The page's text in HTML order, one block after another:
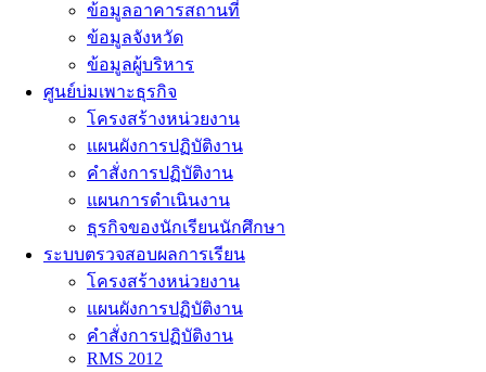
ข้อมูลอาคารสถานที่
ข้อมูลจังหวัด
ข้อมูลผู้บริหาร
ศูนย์บ่มเพาะธุรกิจ
โครงสร้างหน่วยงาน
แผนผังการปฏิบัติงาน
คำสั่งการปฏิบัติงาน
แผนการดำเนินงาน
ธุรกิจของนักเรียนนักศึกษา
ระบบตรวจสอบผลการเรียน
โครงสร้างหน่วยงาน
แผนผังการปฏิบัติงาน
คำสั่งการปฏิบัติงาน
RMS 2012